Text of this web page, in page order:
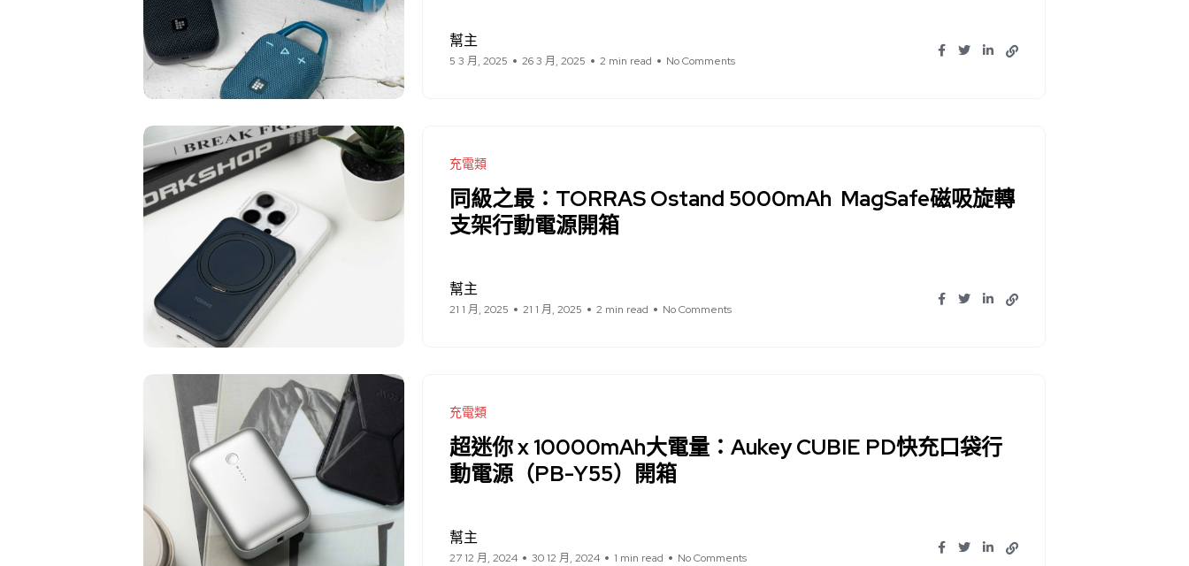
幫主
5 3 月, 2025 26 3 月, 2025 2 min read No Comments
充電類
同級之最：TORRAS Ostand 5000mAh MagSafe磁吸旋轉
支架行動電源開箱
幫主
21 1 月, 2025 21 1 月, 2025 2 min read No Comments
充電類
超迷你 x 10000mAh大電量：Aukey CUBIE PD快充口袋行
動電源（PB-Y55）開箱
幫主
27 12 月, 2024 30 12 月, 2024 1 min read No Comments